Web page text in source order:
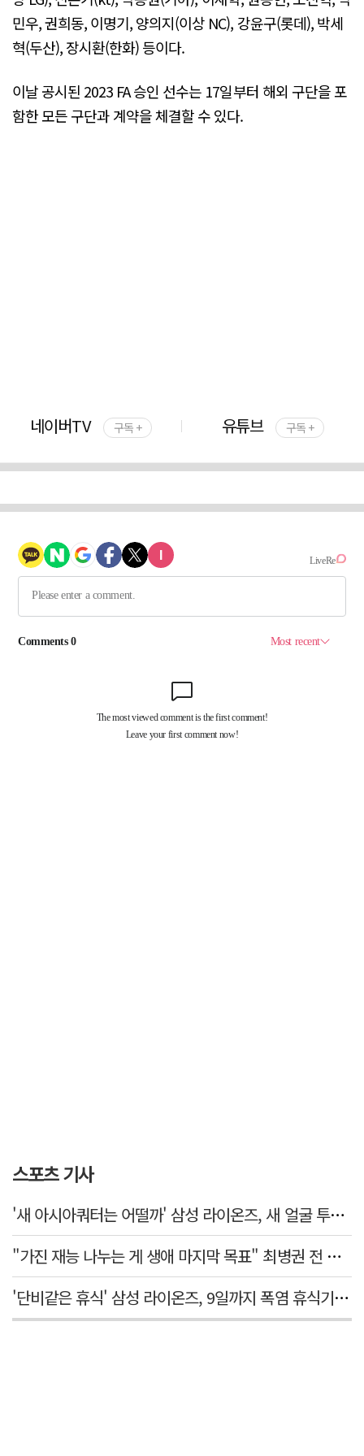
민우, 권희동, 이명기, 양의지(이상 NC), 강윤구(롯데), 박세
혁(두산), 장시환(한화) 등이다.
이날 공시된 2023 FA 승인 선수는 17일부터 해외 구단을 포
함한 모든 구단과 계약을 체결할 수 있다.
네이버TV 구독 + 유튜브 구독 +
스포츠 기사
'새 아시아쿼터는 어떨까' 삼성 라이온즈, 새 얼굴 투수 미야모리 영입
"가진 재능 나누는 게 생애 마지막 목표" 최병권 전 대구체고 복싱 감독
'단비같은 휴식' 삼성 라이온즈, 9일까지 폭염 휴식기에 재정비